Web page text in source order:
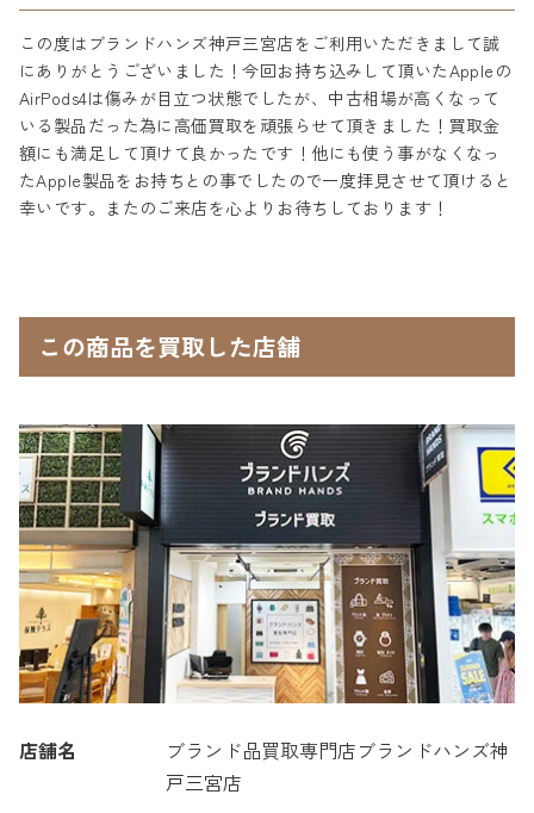
この度はブランドハンズ神戸三宮店をご利用いただきまして誠
にありがとうございました！今回お持ち込みして頂いたAppleの
AirPods4は傷みが目立つ状態でしたが、中古相場が高くなって
いる製品だった為に高価買取を頑張らせて頂きました！買取金
額にも満足して頂けて良かったです！他にも使う事がなくなっ
たApple製品をお持ちとの事でしたので一度拝見させて頂けると
幸いです。またのご来店を心よりお待ちしております！
この商品を買取した店舗
店舗名
ブランド品買取専門店ブランドハンズ神
戸三宮店